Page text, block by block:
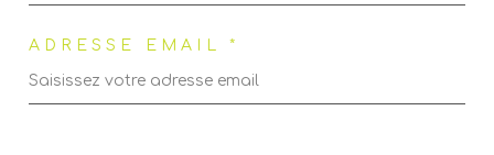
ADRESSE EMAIL *